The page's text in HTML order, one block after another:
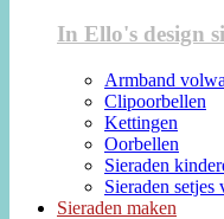
In Ello's design
Armband
Clipoorbellen
Kettingen
Oorbellen
Sieraden
Sieraden setjes
Sieraden maken